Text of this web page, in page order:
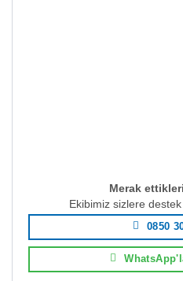
Merak
Ekibimiz sizlere
0850